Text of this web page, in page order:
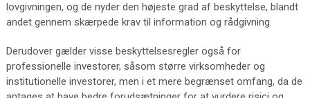
lovgivningen, og de nyder den højeste grad af beskyttelse, blandt
andet gennem skærpede krav til information og rådgivning.
Derudover gælder visse beskyttelsesregler også for
professionelle investorer, såsom større virksomheder og
institutionelle investorer, men i et mere begrænset omfang, da de